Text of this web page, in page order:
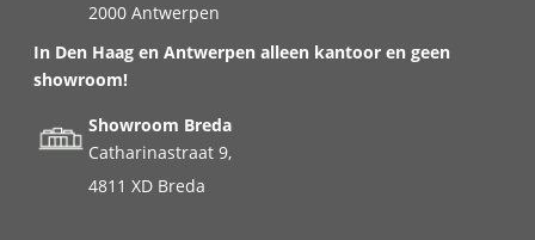
2000 Antwerpen
In Den Haag en Antwerpen alleen kantoor en geen
showroom!
Showroom Breda
Catharinastraat 9,
4811 XD Breda